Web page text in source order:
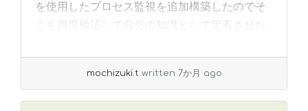
を使用したプロセス監視を追加構築したのでそ
こを再度検証して自分の知識として定着させた
mochizuki.t written 7か月 ago